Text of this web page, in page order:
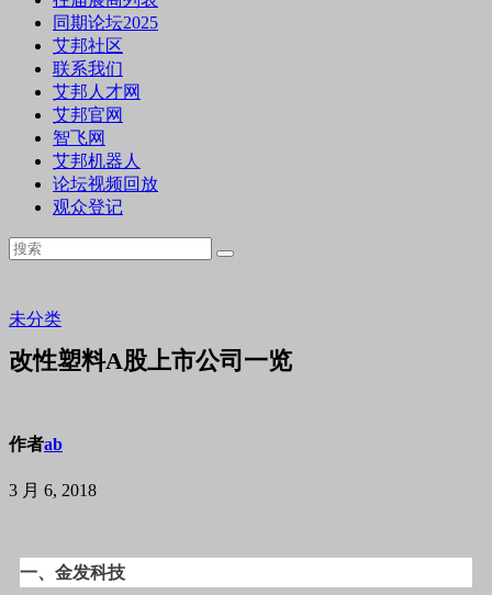
同期论坛2025
艾邦社区
联系我们
艾邦人才网
艾邦官网
智飞网
艾邦机器人
论坛视频回放
观众登记
未分类
改性塑料A股上市公司一览
作者ab
3 月 6, 2018
一、金发科技